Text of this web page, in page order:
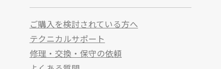
ご購入を検討されている方へ
テクニカルサポート
修理・交換・保守の依頼